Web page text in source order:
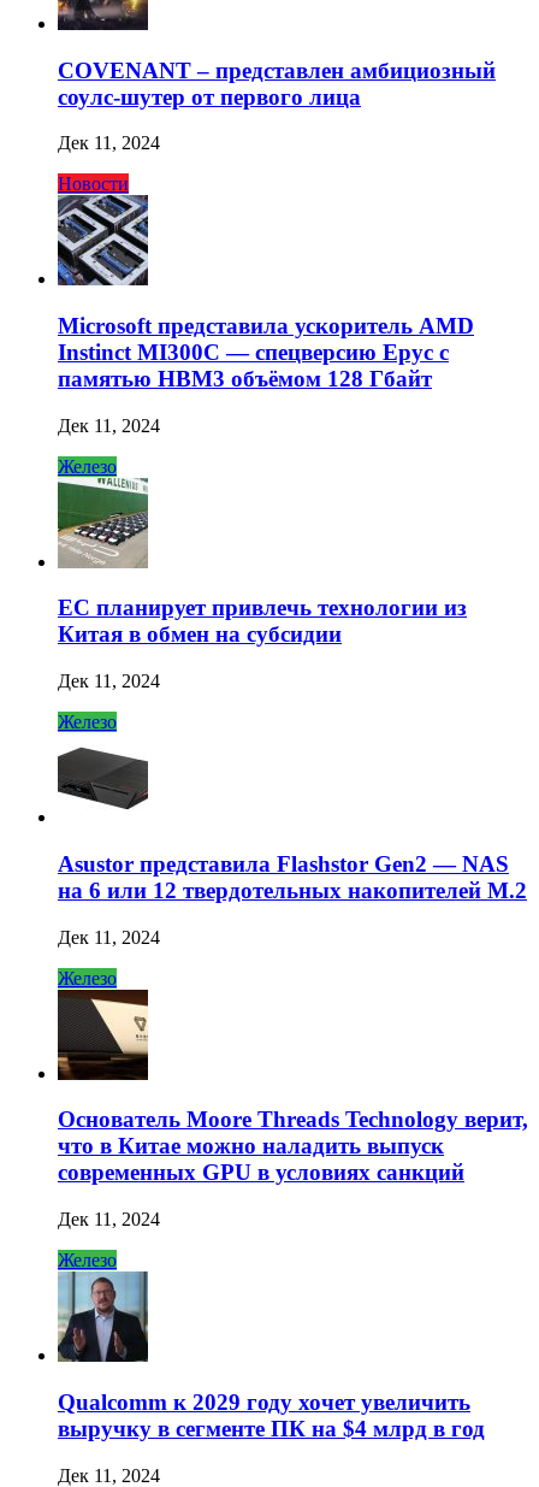
COVENANT – представлен амбициозный
соулс-шутер от первого лица
Дек 11, 2024
Новости
Microsoft представила ускоритель AMD
Instinct MI300C — спецверсию Epyc с
памятью HBM3 объёмом 128 Гбайт
Дек 11, 2024
Железо
ЕС планирует привлечь технологии из
Китая в обмен на субсидии
Дек 11, 2024
Железо
Asustor представила Flashstor Gen2 — NAS
на 6 или 12 твердотельных накопителей M.2
Дек 11, 2024
Железо
Основатель Moore Threads Technology верит,
что в Китае можно наладить выпуск
современных GPU в условиях санкций
Дек 11, 2024
Железо
Qualcomm к 2029 году хочет увеличить
выручку в сегменте ПК на $4 млрд в год
Дек 11, 2024